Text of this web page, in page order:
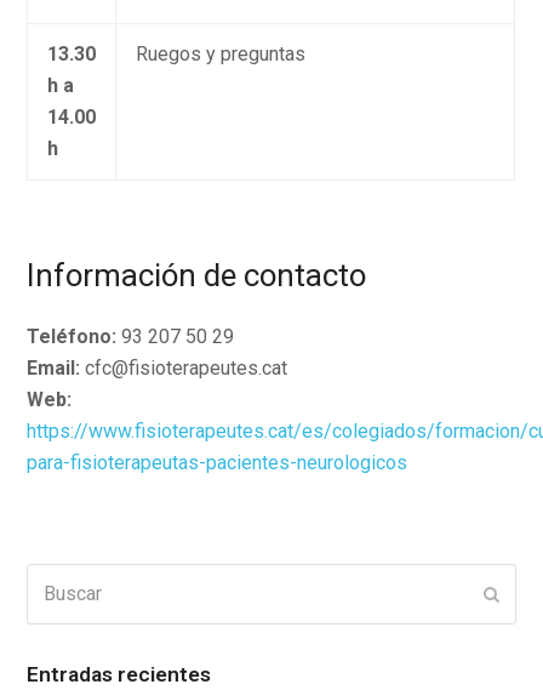
13.30
h a
14.00
h
Ruegos y preguntas
Información de contacto
Teléfono: 93 207 50 29
Email: cfc@fisioterapeutes.cat
Web:
https://www.fisioterapeutes.cat/es/colegiados/formacion/
para-fisioterapeutas-pacientes-neurologicos
Entradas recientes